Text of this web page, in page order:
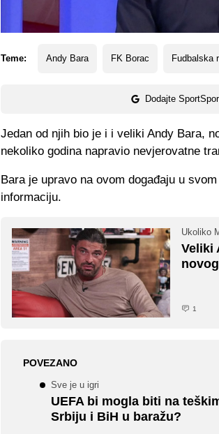
Teme: Andy Bara FK Borac Fudbalska
Dodajte
Jedan od njih bio je i i veliki Andy Bara,
nekoliko godina napravio nevjerovatne
Bara je upravo na ovom događaju u
informaciju.
Ukoliko
Veliki
1
POVEZANO
Sve je u igri
UEFA bi mogla biti na
Srbiju i BiH u baražu?